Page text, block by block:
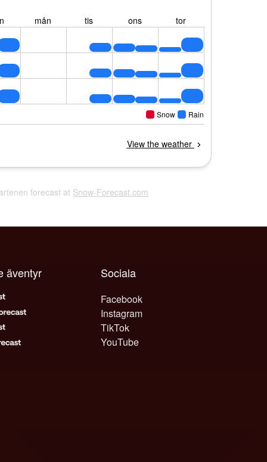
forecast at Snow-Forecast.com
Sociala
Facebook
Instagram
TikTok
YouTube
äventyr